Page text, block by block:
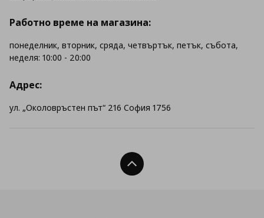
Работно време на магазина:
понеделник, вторник, сряда, четвъртък, петък, събота,
неделя: 10:00 - 20:00
Адрес:
ул. „Околовръстен път“ 216 София 1756
Нагоре